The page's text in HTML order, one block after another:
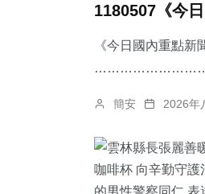
1180507《今
《今日國內重點
簡安 2026年